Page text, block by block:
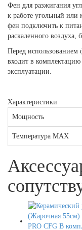
Фен для разжигания
к работе угольный или
фен подключить к
раскаленного воздуха,
Перед использованием
входит в
эксплуатации.
Характеристики
Мощность
Температура MAX